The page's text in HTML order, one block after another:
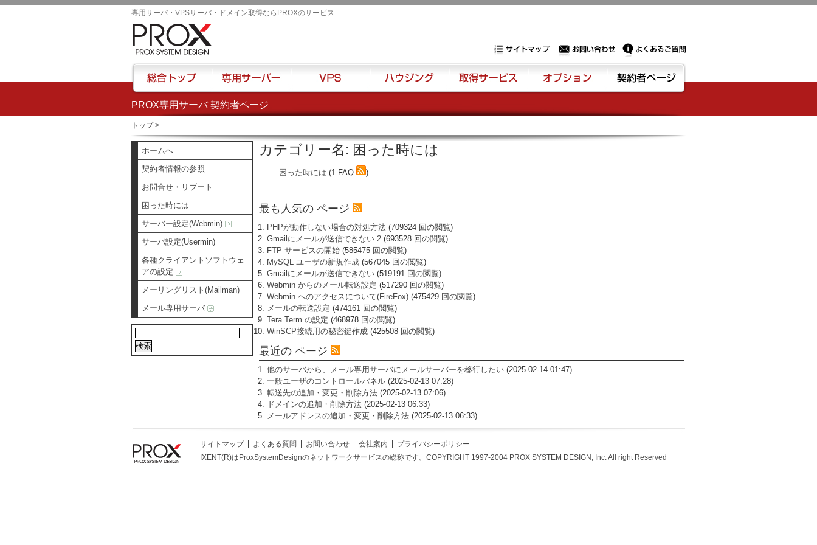
PROX専用サーバ 契約者ページ
専用サーバ・VPSサーバ・ドメイン取得ならPROXのサービス
トップ>
ホームへ
契約者情報の参照
お問合せ・リブート
困った時には
サーバー設定(Webmin)
サーバ設定(Usermin)
各種クライアントソフトウェ
アの設定
メーリングリスト(Mailman)
メール専用サーバ
カテゴリー名: 困った時には
困った時には (1 FAQ )
最も人気の ページ
PHPが動作しない場合の対処方法(709324 回の閲覧)
Gmailにメールが送信できない 2(693528 回の閲覧)
FTP サービスの開始(585475 回の閲覧)
MySQL ユーザの新規作成(567045 回の閲覧)
Gmailにメールが送信できない(519191 回の閲覧)
Webmin からのメール転送設定 (517290 回の閲覧)
Webmin へのアクセスについて(FireFox)(475429 回の閲覧)
メールの転送設定 (474161 回の閲覧)
Tera Term の設定 (468978 回の閲覧)
WinSCP接続用の秘密鍵作成(425508 回の閲覧)
最近の ページ
他のサーバから、メール専用サーバにメールサーバーを移行したい(2025-02-14 01:47)
一般ユーザのコントロールパネル(2025-02-13 07:28)
転送先の追加・変更・削除方法(2025-02-13 07:06)
ドメインの追加・削除方法(2025-02-13 06:33)
メールアドレスの追加・変更・削除方法(2025-02-13 06:33)
総合トップ 専用サーバー VPS ハウジング 取得サービス オプション 契約者ページ
サイトマップ よくある質問 お問い合わせ 会社案内
プライバシーポリシー
IXENT(R)はProxSystemDesignのネットワークサービスの総称です。COPYRIGHT 1997-2004 PROX SYSTEM DESIGN, Inc. All right Reserved